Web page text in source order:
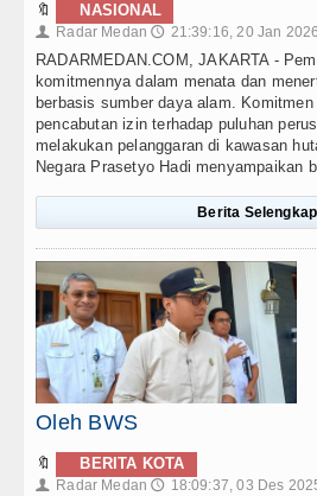
🔖 NASIONAL
👤 Radar Medan 🕔 21:39:16, 20 Jan 2026
RADARMEDAN.COM, JAKARTA -
komitmennya dalam menata dan
berbasis sumber daya alam.
pencabutan izin terhadap puluhan
melakukan pelanggaran di kawasan
Negara Prasetyo Hadi menyampaikan
Berita
Oleh BWS
🔖 BERITA KOTA
👤 Radar Medan 🕔 18:09:37, 03 Des